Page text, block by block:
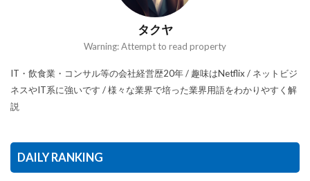
タクヤ
Warning: Attempt to read property
IT・飲食業・コンサル等の会社経営歴20年 / 趣味はNetflix / ネットビジ
ネスやIT系に強いです / 様々な業界で培った業界用語をわかりやすく解
説
DAILY RANKING